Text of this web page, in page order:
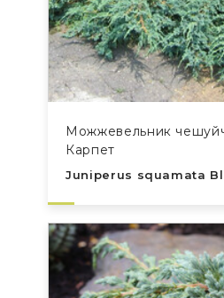
Можжевельник
Карпет
Juniperus squamata